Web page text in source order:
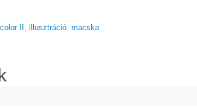
II , illusztráció, macska